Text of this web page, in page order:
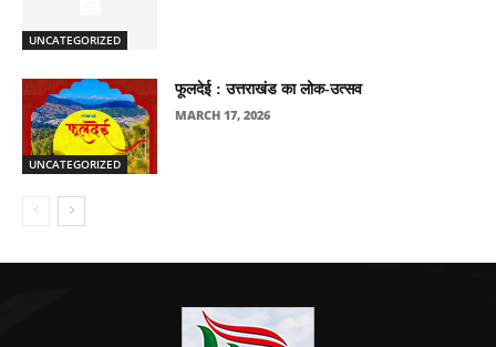
UNCATEGORIZED
UNCATEGORIZED
फूलदेई : उत्तराखंड का लोक-उत्सव
MARCH 17, 2026